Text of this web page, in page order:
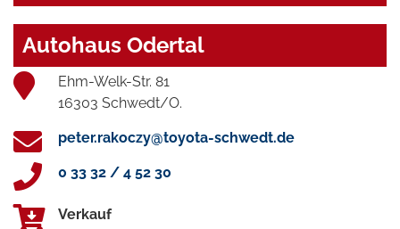
Autohaus Odertal
Ehm-Welk-Str. 81
16303 Schwedt/O.
peter.rakoczy@toyota-schwedt.de
0 33 32 / 4 52 30
Verkauf